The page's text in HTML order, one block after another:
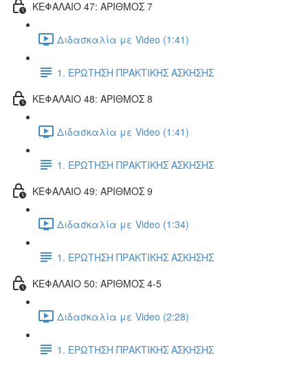
ΚΕΦΑΛΑΙΟ 47: ΑΡΙΘΜΟΣ 7
Διδασκαλία με Video (1:41)
1. ΕΡΩΤΗΣΗ ΠΡΑΚΤΙΚΗΣ ΑΣΚΗΣΗΣ
ΚΕΦΑΛΑΙΟ 48: ΑΡΙΘΜΟΣ 8
Διδασκαλία με Video (1:41)
1. ΕΡΩΤΗΣΗ ΠΡΑΚΤΙΚΗΣ ΑΣΚΗΣΗΣ
ΚΕΦΑΛΑΙΟ 49: ΑΡΙΘΜΟΣ 9
Διδασκαλία με Video (1:34)
1. ΕΡΩΤΗΣΗ ΠΡΑΚΤΙΚΗΣ ΑΣΚΗΣΗΣ
ΚΕΦΑΛΑΙΟ 50: ΑΡΙΘΜΟΣ 4-5
Διδασκαλία με Video (2:28)
1. ΕΡΩΤΗΣΗ ΠΡΑΚΤΙΚΗΣ ΑΣΚΗΣΗΣ